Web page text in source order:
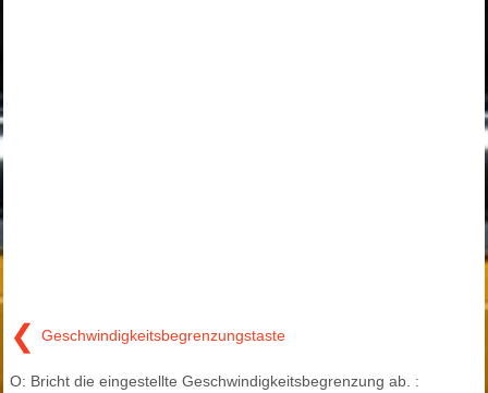
❮ Geschwindigkeitsbegrenzungstaste
O: Bricht die eingestellte Geschwindigkeitsbegrenzung ab. :